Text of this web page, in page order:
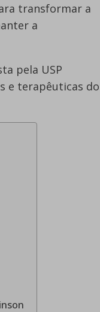
transformar a
a
pela USP
e terapêuticas do